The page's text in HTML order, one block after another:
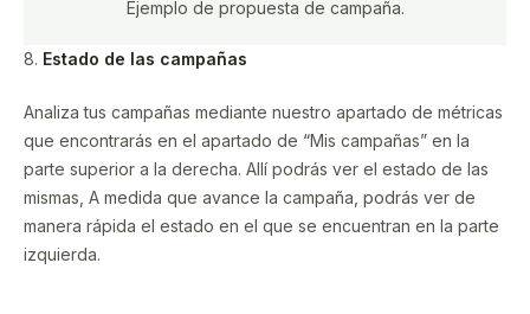
Ejemplo de propuesta de campaña.
8. Estado de las campañas
Analiza tus campañas mediante nuestro apartado de métricas
que encontrarás en el apartado de “Mis campañas” en la
parte superior a la derecha. Allí podrás ver el estado de las
mismas, A medida que avance la campaña, podrás ver de
manera rápida el estado en el que se encuentran en la parte
izquierda.